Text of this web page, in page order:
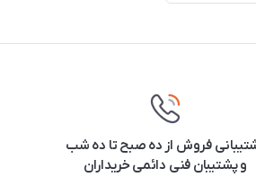
فروش از ده صبح تا ده شب
و پشتیبان فنی دائمی خریداران